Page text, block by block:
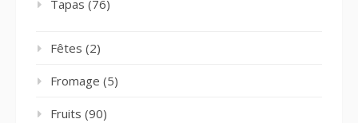
Tapas (76)
Fêtes (2)
Fromage (5)
Fruits (90)